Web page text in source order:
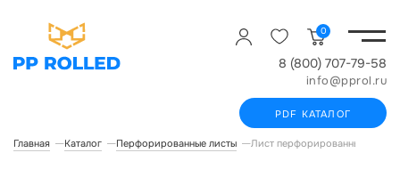
0
8 (800) 707-79-58
info@pprol.ru
PDF КАТАЛОГ
Главная Каталог Перфорированные листы Лист перфорированный Qg